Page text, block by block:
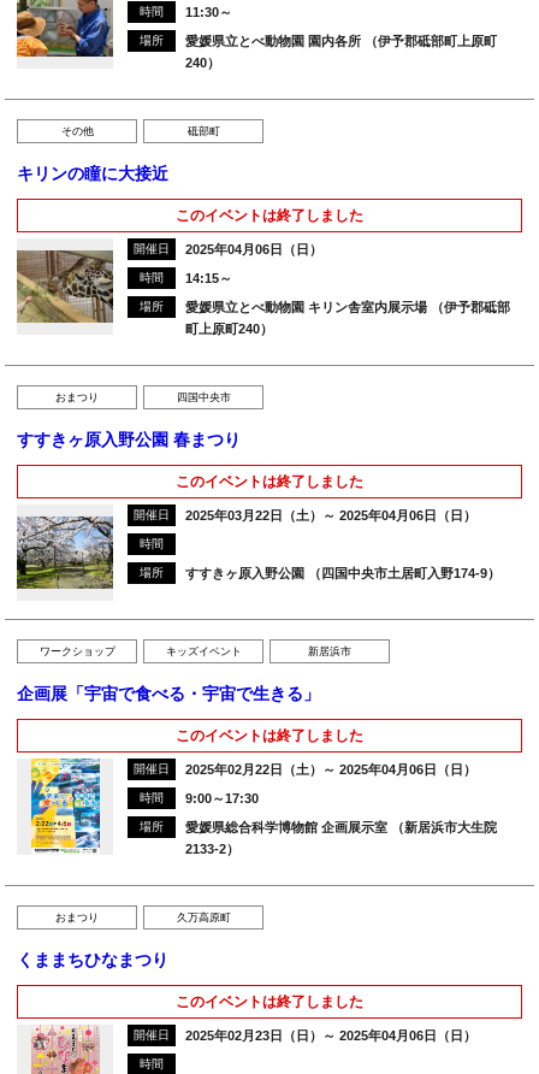
時間 11:30～
場所
愛媛県立とべ動物園 園内各所 （伊予郡砥部町上原町
240）
その他 砥部町
キリンの瞳に大接近
このイベントは終了しました
開催日 2025年04月06日（日）
時間 14:15～
場所
愛媛県立とべ動物園 キリン舎室内展示場 （伊予郡砥部
町上原町240）
おまつり 四国中央市
すすきヶ原入野公園 春まつり
このイベントは終了しました
開催日 2025年03月22日（土）～ 2025年04月06日（日）
時間
場所 すすきヶ原入野公園 （四国中央市土居町入野174-9）
ワークショップ キッズイベント 新居浜市
企画展「宇宙で食べる・宇宙で生きる」
このイベントは終了しました
開催日 2025年02月22日（土）～ 2025年04月06日（日）
時間 9:00～17:30
場所
愛媛県総合科学博物館 企画展示室 （新居浜市大生院
2133-2）
おまつり 久万高原町
くままちひなまつり
このイベントは終了しました
開催日 2025年02月23日（日）～ 2025年04月06日（日）
時間